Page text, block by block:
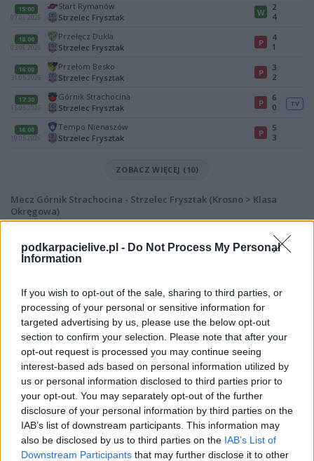
podkarpacielive.pl - Do Not Process My Personal
Information
If you wish to opt-out of the sale, sharing to third parties, or
processing of your personal or sensitive information for
targeted advertising by us, please use the below opt-out
section to confirm your selection. Please note that after your
opt-out request is processed you may continue seeing
interest-based ads based on personal information utilized by
us or personal information disclosed to third parties prior to
your opt-out. You may separately opt-out of the further
disclosure of your personal information by third parties on the
IAB’s list of downstream participants. This information may
also be disclosed by us to third parties on the IAB’s List of
Downstream Participants that may further disclose it to other
15:00
07.06.2026
Start Rymanów
Strzelec Frysztak
W
2
4
18:00
03.06.2026
Przełęcz Dukla
Strzelec Frysztak
P
4
1
16:00
31.05.2026
Przełom Besko
Strzelec Frysztak
P
3
2
17:30
15.05.2026
Górnik Strachocina
Strzelec Frysztak
P
6
0
TV
16:00
10.05.2026
Tempo Nienaszów
Strzelec Frysztak
P
5
3
ZOBACZ WIĘCEJ (10)
Mecz Górnik Strachocina - Strzelec Frysztak (Krosno > Klasa
Okręgowa)
rozegrane zostanie w ramach Krosno > Klasa Okręgowa (25. kolejki -
Krosno > Klasa Okręgowa).
bramek, kartki, składy, statystyki i informacje o przebiegu
spotkania. To kompletne źródło danych dla kibiców i pasjonatów
lokalnej piłki nożnej. Jeżeli aktualnie nie widzisz tutaj danych z pewnością
pracujemy nad tym żeby je uzupełnić.
Wynik meczu Górnik Strachocina vs Strzelec Frysztak
Po zakończeniu spotkania automatycznie publikujemyoficjalny wynik
spotkania, a także dane meczowe, jeśli są dostępne.
Pełny harmonogram rozgrywek dostępny jest tutaj: Krosno > Klasa
Okręgowa - terminarz.
Informacje o składach i strzelcach
W miarę dostępności danych, publikujemyskłady wyjściowe,